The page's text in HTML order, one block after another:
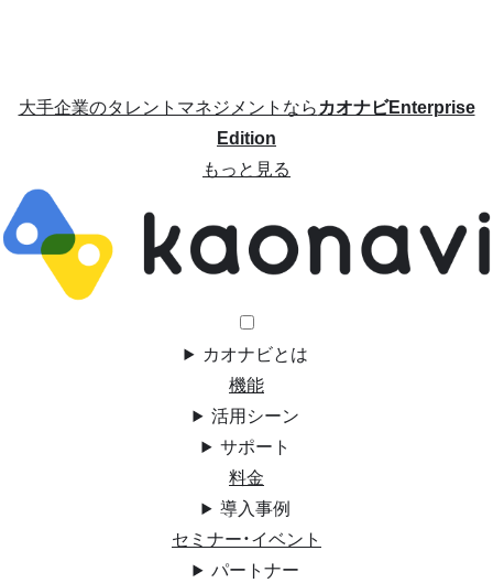
大手企業のタレントマネジメントならカオナビEnterprise
Edition
もっと見る
カオナビとは
機能
活用シーン
サポート
料金
導入事例
セミナー・イベント
パートナー